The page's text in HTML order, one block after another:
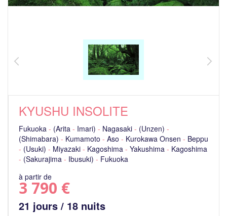
KYUSHU INSOLITE
Fukuoka - (Arita - Imari) - Nagasaki - (Unzen) -
(Shimabara) - Kumamoto - Aso - Kurokawa Onsen - Beppu
- (Usuki) - Miyazaki - Kagoshima - Yakushima - Kagoshima
- (Sakurajima - Ibusuki) - Fukuoka
à partir de
3 790 €
21 jours / 18 nuits